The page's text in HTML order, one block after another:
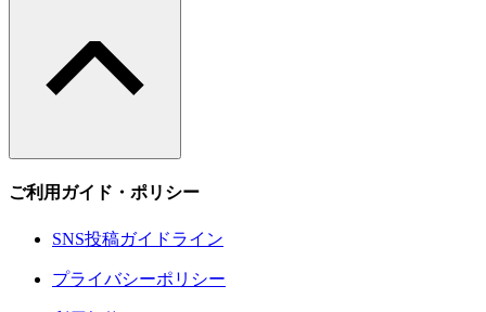
ご利用ガイド・ポリシー
SNS投稿ガイドライン
プライバシーポリシー